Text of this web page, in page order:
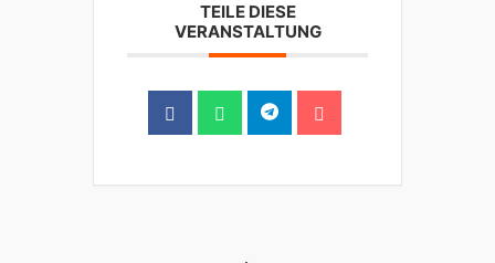
TEILE DIESE
VERANSTALTUNG